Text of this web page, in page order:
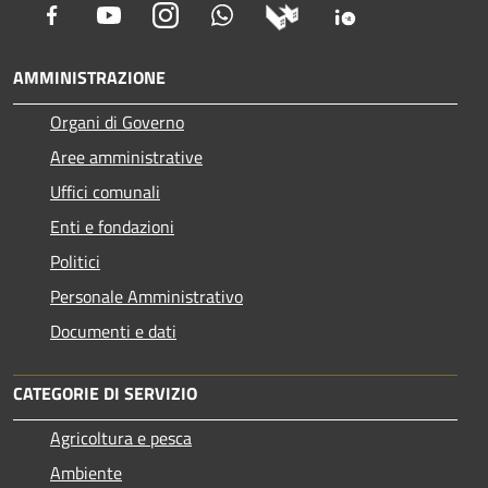
Facebook YoutubeInstagram Whatsapp
AMMINISTRAZIONE
Organi di Governo
Aree amministrative
Uffici comunali
Enti e fondazioni
Politici
Personale Amministrativo
Documenti e dati
CATEGORIE DI SERVIZIO
Agricoltura e pesca
Ambiente